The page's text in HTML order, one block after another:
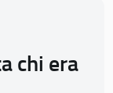
chi era